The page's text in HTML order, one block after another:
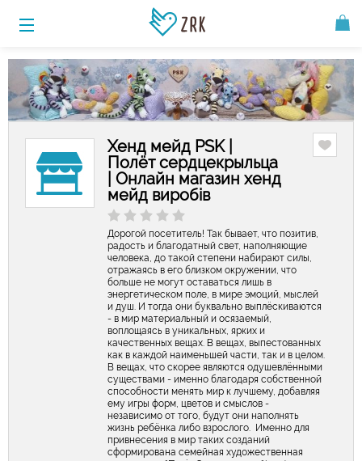
Хенд мейд PSK |
Полёт сердцекрыльца
| Онлайн магазин хенд
мейд виробів
Дорогой посетитель! Так бывает, что позитив,
радость и благодатный свет, наполняющие
человека, до такой степени набирают силы,
отражаясь в его близком окружении, что
больше не могут оставаться лишь в
энергетическом поле, в мире эмоций, мыслей
и душ. И тогда они буквально выплёскиваются
- в мир материальный и осязаемый,
воплощаясь в уникальных, ярких и
качественных вещах. В вещах, выпестованных
как в каждой наименьшей части, так и в целом.
В вещах, что скорее являются одушевлёнными
существами - именно благодаря собственной
способности менять мир к лучшему, добавляя
ему игры форм, цветов и смыслов -
независимо от того, будут они наполнять
жизнь ребёнка либо взрослого. Именно для
привнесения в мир таких созданий
сформирована семейная художественная